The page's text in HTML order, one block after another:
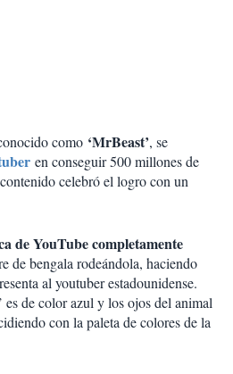
como ‘MrBeast’, se
en conseguir 500 millones de
celebró el logro con un
de YouTube completamente
de bengala rodeándola, haciendo
al youtuber estadounidense.
’ es de color azul y los ojos del animal
con la paleta de colores de la